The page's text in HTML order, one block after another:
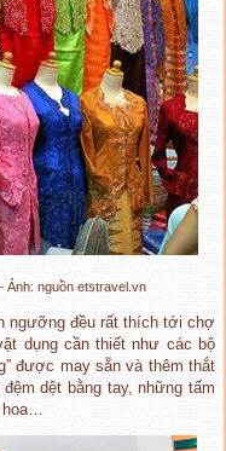
Ảnh: nguồn etstravel.vn
ngưỡng đều rất thích tới chợ
dụng cần thiết như các bộ
được may sẵn và thêm thắt
dệt bằng tay, những tấm